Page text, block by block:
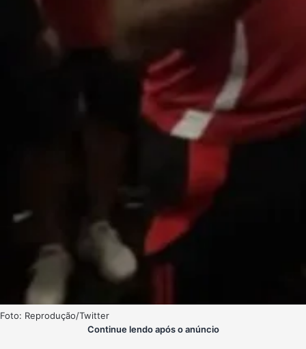
Foto: Reprodução/Twitter
Continue lendo após o anúncio